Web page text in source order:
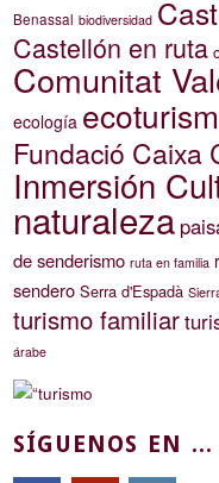
Benassal biodiversidad
Castellón en ruta
Comunitat
ecología
Fundació Caixa
Inmersión
naturaleza
de senderismo ruta en familia
sendero Serra d'Espadà
turismo familiar
árabe
SÍGUENOS EN ...